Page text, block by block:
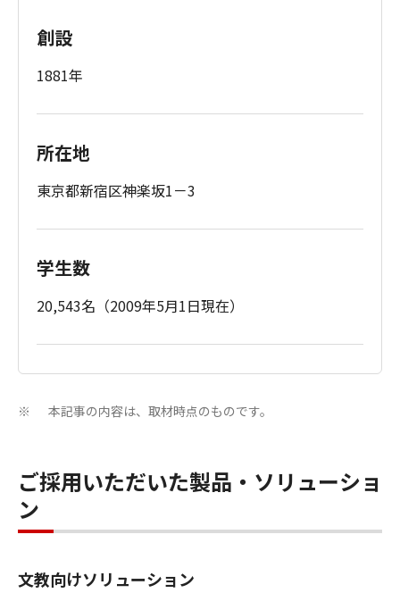
創設
1881年
所在地
東京都新宿区神楽坂1－3
学生数
20,543名（2009年5月1日現在）
※ 本記事の内容は、取材時点のものです。
ご採用いただいた製品・ソリューショ
ン
文教向けソリューション